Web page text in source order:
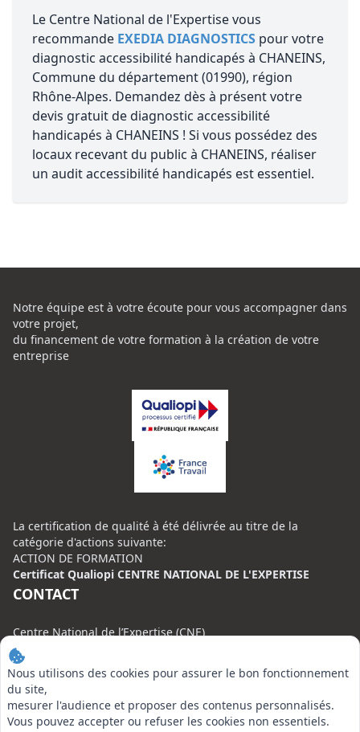
Le Centre National de l'Expertise vous
recommande EXEDIA DIAGNOSTICS pour votre
diagnostic accessibilité handicapés à CHANEINS,
Commune du département (01990), région
Rhône-Alpes. Demandez dès à présent votre
devis gratuit de diagnostic accessibilité
handicapés à CHANEINS ! Si vous possédez des
locaux recevant du public à CHANEINS, réaliser
un audit accessibilité handicapés est essentiel.
Nous utilisons des cookies pour assurer le bon fonctionnement
du site,
mesurer l'audience et proposer des contenus personnalisés.
Vous pouvez accepter ou refuser les cookies non essentiels.
Notre équipe est à votre écoute pour vous accompagner dans
votre projet,
du financement de votre formation à la création de votre
entreprise
La certification de qualité à été délivrée au titre de la
catégorie d'actions suivante:
ACTION DE FORMATION
Certificat Qualiopi CENTRE NATIONAL DE L'EXPERTISE
CONTACT
Centre National de l’Expertise (CNE)
20 rue Henri Regnault, 75008 Paris
N°VERT : 0800 00 80 89